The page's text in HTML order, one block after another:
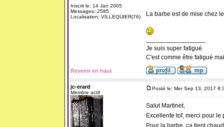
Inscrit le: 14 Jan 2005
Messages: 2585
Localisation: VILLEQUIER(76)
La barbe est de mise chez
Je suis super fatigué.
C'est comme être fatigué
Revenir en haut
jc-erard
Membre actif
Posté le: Mer Sep 13, 2017
Salut Martinet,
Excellente tof, merci pour
Pour la barbe, ça tient